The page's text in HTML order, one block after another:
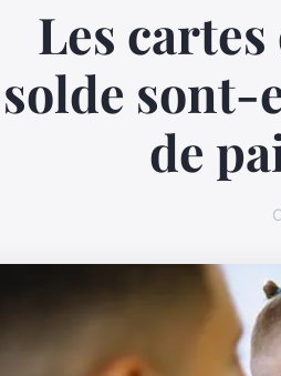
Les
solde sont-
de